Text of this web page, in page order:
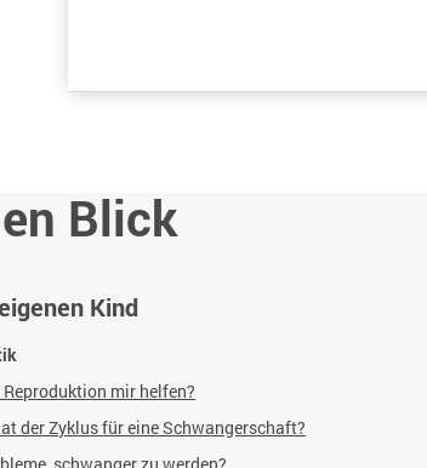
Blick
Kind
mir helfen?
der Zyklus für eine Schwangerschaft?